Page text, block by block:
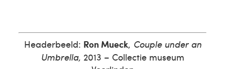
Headerbeeld: Ron Mueck, Couple under an
Umbrella, 2013 – Collectie museum